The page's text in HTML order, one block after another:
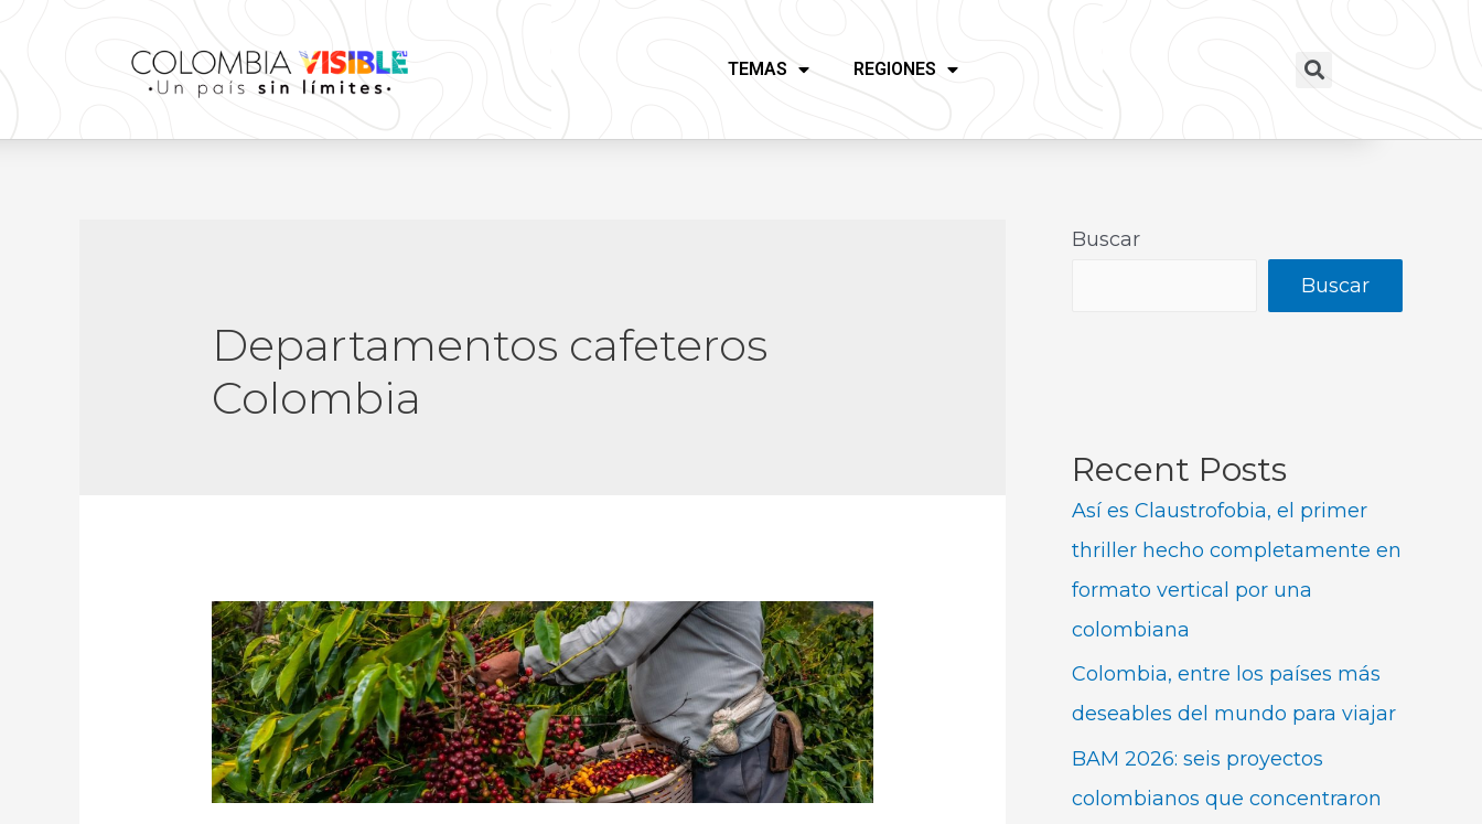
TEMAS REGIONES
Departamentos cafeteros
Colombia
Buscar
Buscar
Recent Posts
Así es Claustrofobia, el primer
thriller hecho completamente en
formato vertical por una
colombiana
Colombia, entre los países más
deseables del mundo para viajar
BAM 2026: seis proyectos
colombianos que concentraron